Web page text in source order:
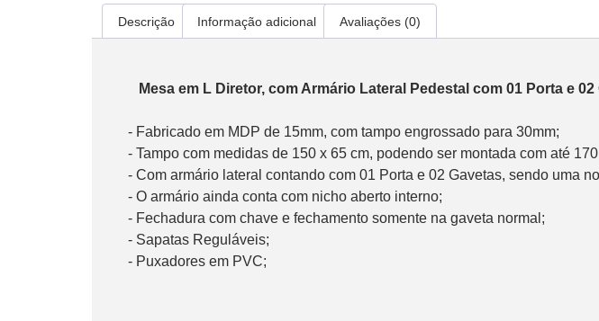
Descrição Informação adicional Avaliações (0)
Mesa em L Diretor, com Armário Lateral Pedestal com 01 Porta e